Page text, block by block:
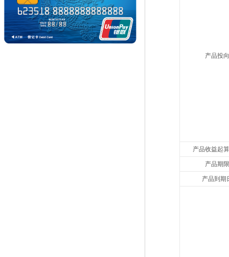
产品投向
产品收益起
产品期限
产品到期